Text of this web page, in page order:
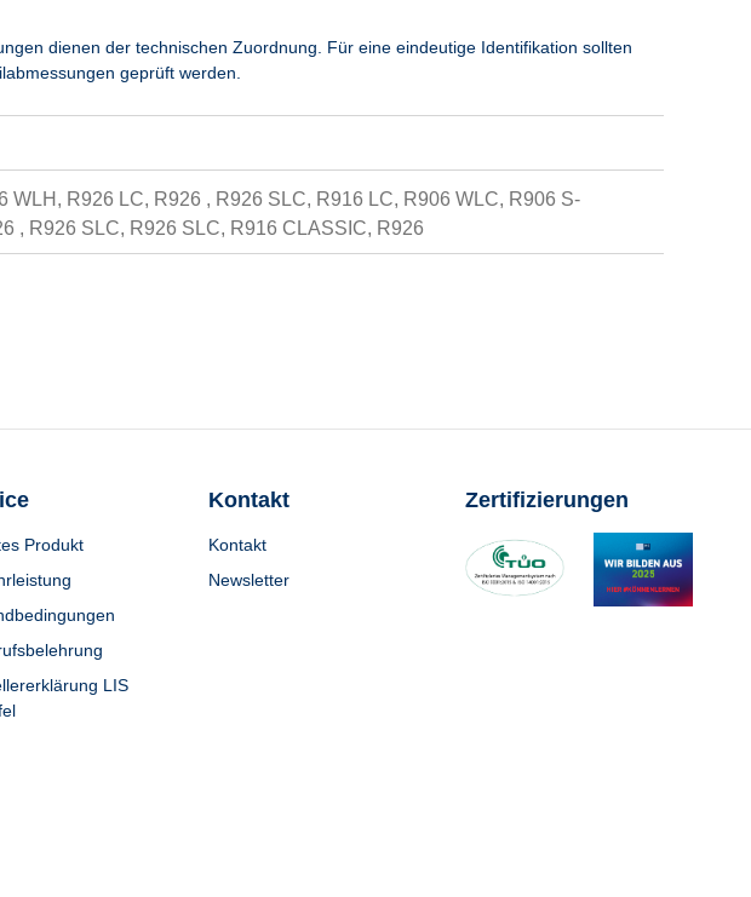
dienen der technischen Zuordnung. Für eine eindeutige Identifikation sollten
geprüft werden.
WLH, R926 LC, R926 , R926 SLC, R916 LC, R906 WLC, R906 S-
, R926 SLC, R926 SLC, R916 CLASSIC, R926
Produkt
LIS
Kontakt
Kontakt
Newsletter
Zertifizierungen